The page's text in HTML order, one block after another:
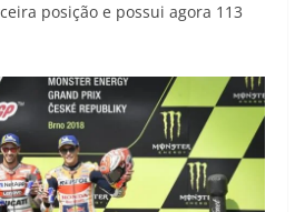
posição e possui agora 113